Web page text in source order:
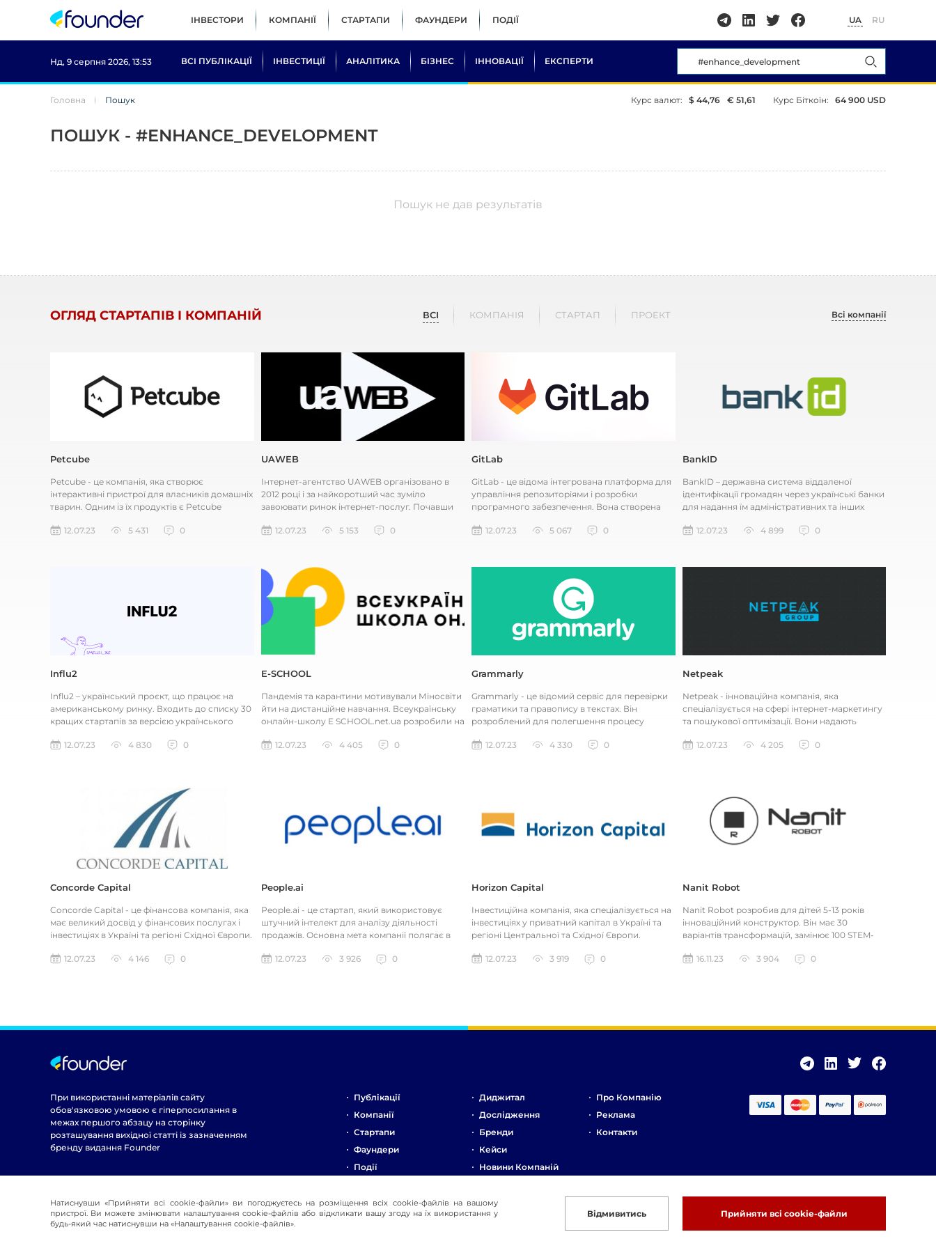
ІНВЕСТОРИ КОМПАНІЇ СТАРТАПИ ФАУНДЕРИ ПОДІЇ UA RU
Нд, 9 серпня 2026, 13:53 ВСІ ПУБЛІКАЦІЇ ІНВЕСТИЦІЇ АНАЛІТИКА БІЗНЕС ІННОВАЦІЇ ЕКСПЕРТИ
Головна Пошук Курс валют: $ 44,76 € 51,61 Курс Біткоїн: 64 900 USD
ПОШУК - #ENHANCE_DEVELOPMENT
Пошук не дав результатів
ОГЛЯД СТАРТАПІВ І КОМПАНІЙ ВСІ КОМПАНІЯ СТАРТАП ПРОЕКТ Всі компанії
Petcube
Petcube - це компанія, яка створює
інтерактивні пристрої для власників домашніх
тварин. Одним із їх продуктів є Petcube
12.07.23
5 431 0
UAWEB
Інтернет-агентство UAWEB організовано в
2012 році і за найкоротший час зуміло
завоювати ринок інтернет-послуг. Почавши
12.07.23
5 153 0
GitLab
GitLab - це відома інтегрована платформа для
управління репозиторіями і розробки
програмного забезпечення. Вона створена
12.07.23
5 067 0
BankID
BankID – державна система віддаленої
ідентифікації громадян через українські банки
для надання їм адміністративних та інших
12.07.23
4 899 0
Influ2
Influ2 – український проєкт, що працює на
американському ринку. Входить до списку 30
кращих стартапів за версією українського
12.07.23
4 830 0
E-SCHOOL
Пандемія та карантини мотивували Міносвіти
йти на дистанційне навчання. Всеукраїнську
онлайн-школу E SCHOOL.net.ua розробили на
12.07.23
4 405 0
Grammarly
Grammarly - це відомий сервіс для перевірки
граматики та правопису в текстах. Він
розроблений для полегшення процесу
12.07.23
4 330 0
Netpeak
Netpeak - інноваційна компанія, яка
спеціалізується на сфері інтернет-маркетингу
та пошукової оптимізації. Вони надають
12.07.23
4 205 0
Concorde Capital
Concorde Capital - це фінансова компанія, яка
має великий досвід у фінансових послугах і
інвестиціях в Україні та регіоні Східної Європи.
12.07.23
4 146 0
People.ai
People.ai - це стартап, який використовує
штучний інтелект для аналізу діяльності
продажів. Основна мета компанії полягає в
12.07.23
3 926 0
Horizon Capital
Інвестиційна компанія, яка спеціалізується на
інвестиціях у приватний капітал в Україні та
регіоні Центральної та Східної Європи.
12.07.23
3 919 0
Nanit Robot
Nanit Robot розробив для дітей 5-13 років
інноваційний конструктор. Він має 30
варіантів трансформацій, замінює 100 STEM-
16.11.23
3 904 0
При використанні матеріалів сайту
обов'язковою умовою є гіперпосилання в
межах першого абзацу на сторінку
розташування вихідної статті із зазначенням
бренду видання Founder
Публікації
Компанії
Стартапи
Фаундери
Події
Диджитал
Дослідження
Бренди
Кейси
Новини Компаній
Стартапи
Про Компанію
Реклама
Контакти
© 2016-2026 Founder
Натиснувши «Прийняти всі cookie-файли» ви погоджуєтесь на розміщення всіх cookie-файлів на вашому
пристрої. Ви можете змінювати налаштування cookie-файлів або відкликати вашу згоду на їх використання у
будь-який час натиснувши на «Налаштування cookie-файлів».
Відмивитись Прийняти всі cookie-файли